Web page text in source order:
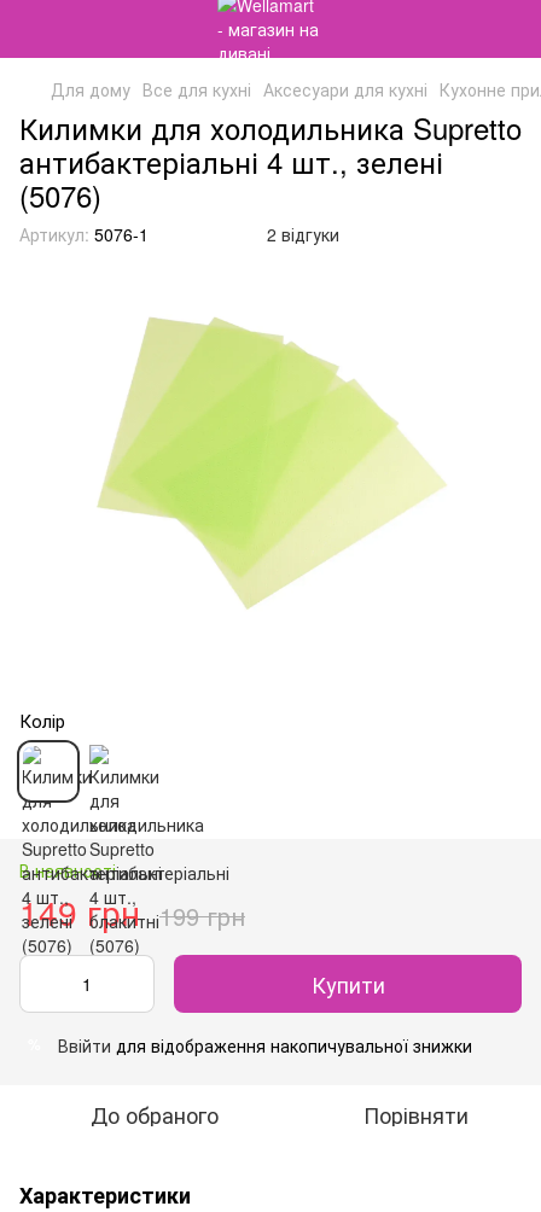
Для дому Все для кухні Аксесуари для кухні Кухонне
Килимки для холодильника Supretto
антибактеріальні 4 шт., зелені
(5076)
Артикул: 5076-1 2 відгуки
Колір
В наявності
149 грн 199 грн
Купити
Ввійти для відображення накопичувальної знижки
До обраного Порівняти
Характеристики